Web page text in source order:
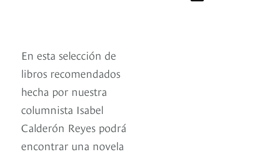
En esta selección de
libros recomendados
hecha por nuestra
columnista Isabel
Calderón Reyes podrá
encontrar una novela